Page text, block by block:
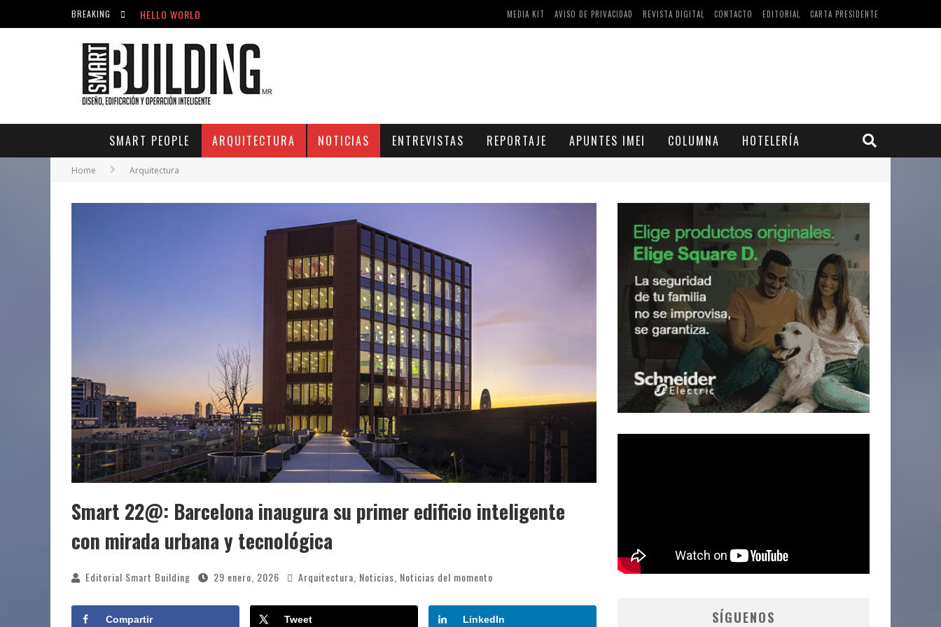
BREAKING
HELLO WORLD
ACICLOVIR EN FARMACIA VIOLÁN: CREMAS Y COMPRIMIDOS DISPONIBLES
CARTA PRESIDENTE
EDITORIAL
CONTACTO
REVISTA DIGITAL
AVISO DE PRIVACIDAD
MEDIA KIT
SMART PEOPLE ARQUITECTURA NOTICIAS ENTREVISTAS REPORTAJE APUNTES IMEI COLUMNA HOTELERÍA
Home Arquitectura
Smart 22@: Barcelona inaugura su primer edificio inteligente
con mirada urbana y tecnológica
Editorial Smart Building 29 enero, 2026 Arquitectura Noticias Noticias del momento
Compartir Tweet LinkedIn SÍGUENOS